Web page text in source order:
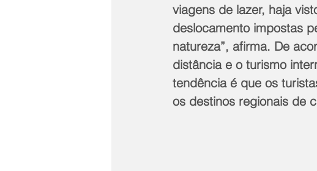
viagens de lazer, haja
deslocamento impostas
natureza”, afirma. De
distância e o turismo
tendência é que os
os destinos regionais de